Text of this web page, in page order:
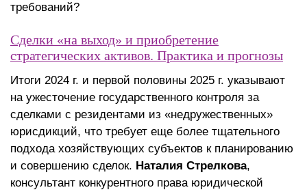
требований?
Сделки «на выход» и приобретение
стратегических активов. Практика и прогнозы
Итоги 2024 г. и первой половины 2025 г. указывают
на ужесточение государственного контроля за
сделками с резидентами из «недружественных»
юрисдикций, что требует еще более тщательного
подхода хозяйствующих субъектов к планированию
и совершению сделок. Наталия Стрелкова,
консультант конкурентного права юридической